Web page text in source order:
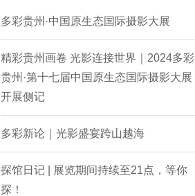
多彩贵州·中国原生态国际摄影大展
精彩贵州画卷 光影连接世界｜2024多彩
贵州·第十七届中国原生态国际摄影大展
开展侧记
多彩新论｜光影盛宴跨山越海
探馆日记 | 展览期间持续至21点，等你
探！